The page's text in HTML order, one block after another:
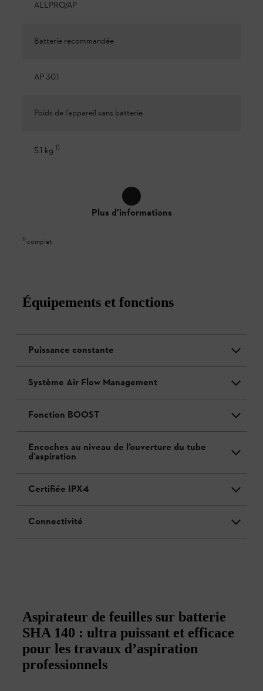
ALLPRO/AP
Batterie recommandée
AP 30.1
Poids de l’appareil sans batterie
5.1 kg 1)
Plus d'informations
1) complet
Équipements et fonctions
Puissance constante
Système Air Flow Management
Fonction BOOST
Encoches au niveau de l’ouverture du tube
d’aspiration
Certifiée IPX4
Connectivité
Aspirateur de feuilles sur batterie
SHA 140 : ultra puissant et efficace
pour les travaux d’aspiration
professionnels